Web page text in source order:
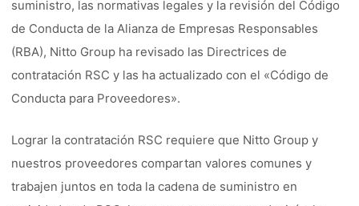
suministro, las normativas legales y la revisión del Código
de Conducta de la Alianza de Empresas Responsables
(RBA), Nitto Group ha revisado las Directrices de
contratación RSC y las ha actualizado con el «Código de
Conducta para Proveedores».
Lograr la contratación RSC requiere que Nitto Group y
nuestros proveedores compartan valores comunes y
trabajen juntos en toda la cadena de suministro en